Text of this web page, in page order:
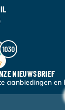
1030
NIEUWSBRIEF
aanbiedingen en